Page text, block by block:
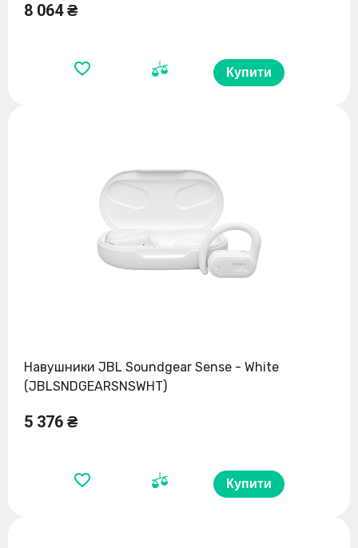
8 064 ₴
Купити
Навушники JBL Soundgear Sense - White
(JBLSNDGEARSNSWHT)
5 376 ₴
Купити